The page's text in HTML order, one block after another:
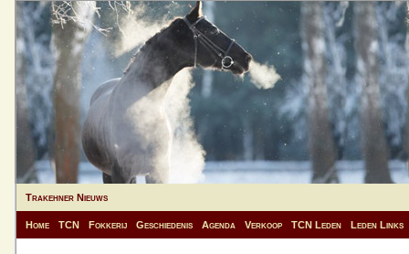
Trakehner Nieuws
Home TCN Fokkerij Geschiedenis Agenda Verkoop TCN Leden Leden Links